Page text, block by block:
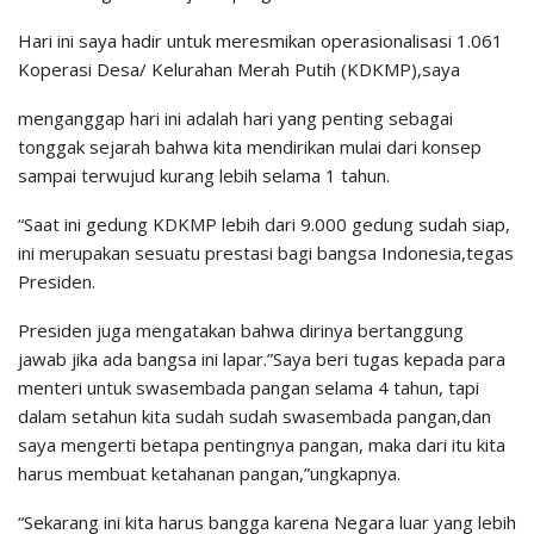
Hari ini saya hadir untuk meresmikan operasionalisasi 1.061
Koperasi Desa/ Kelurahan Merah Putih (KDKMP),saya
menganggap hari ini adalah hari yang penting sebagai
tonggak sejarah bahwa kita mendirikan mulai dari konsep
sampai terwujud kurang lebih selama 1 tahun.
“Saat ini gedung KDKMP lebih dari 9.000 gedung sudah siap,
ini merupakan sesuatu prestasi bagi bangsa Indonesia,tegas
Presiden.
Presiden juga mengatakan bahwa dirinya bertanggung
jawab jika ada bangsa ini lapar.”Saya beri tugas kepada para
menteri untuk swasembada pangan selama 4 tahun, tapi
dalam setahun kita sudah sudah swasembada pangan,dan
saya mengerti betapa pentingnya pangan, maka dari itu kita
harus membuat ketahanan pangan,”ungkapnya.
“Sekarang ini kita harus bangga karena Negara luar yang lebih